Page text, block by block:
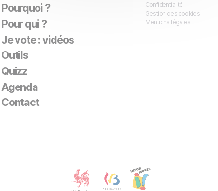
Pourquoi ?
Pour qui ?
Je vote : vidéos
Outils
Quizz
Agenda
Contact
Confidentialité
Gestion des cookies
Mentions légales